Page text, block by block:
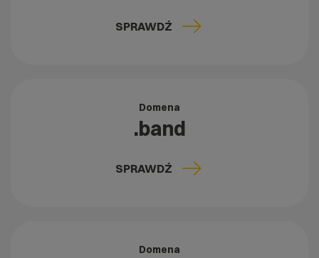
SPRAWDŹ
Domena
.band
SPRAWDŹ
Domena